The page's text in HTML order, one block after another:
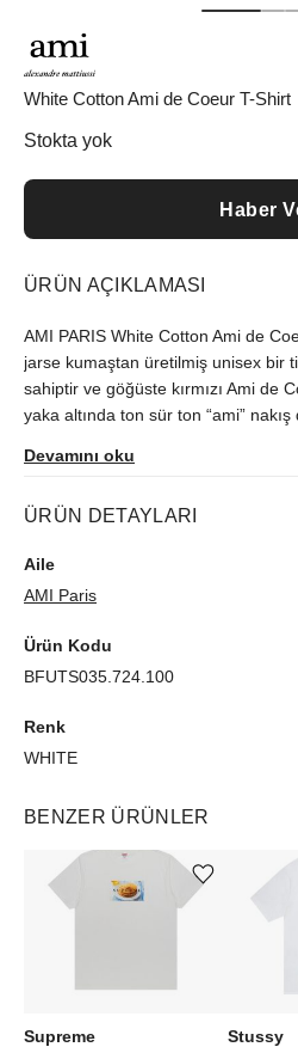
White Cotton Ami de Coeur T-Shirt
Stokta yok
Haber
ÜRÜN AÇIKLAMASI
AMI PARIS White Cotton Ami de
jarse kumaştan üretilmiş unisex bir
sahiptir ve göğüste kırmızı Ami de
yaka altında ton sür ton “ami” nakış
Devamını oku
ÜRÜN DETAYLARI
Aile
AMI Paris
Ürün Kodu
BFUTS035.724.100
Renk
WHITE
BENZER ÜRÜNLER
Supreme
Ürünü istek listesine ekle veya listeden çıkar
Stussy